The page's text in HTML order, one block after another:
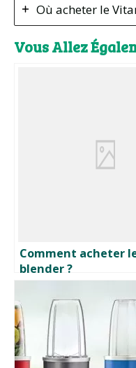
Où acheter le
Vous Allez
Comment acheter
blender ?